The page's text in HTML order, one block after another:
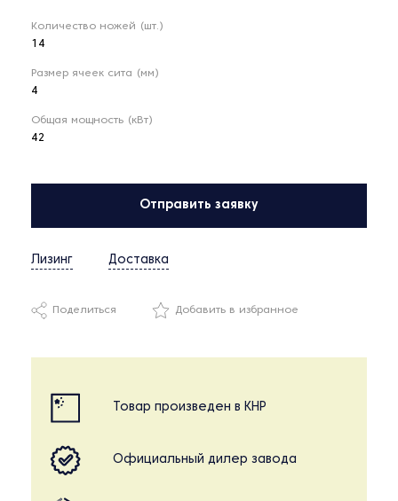
Количество ножей (шт.)
14
Размер ячеек сита (мм)
4
Общая мощность (кВт)
42
Отправить заявку
Лизинг Доставка
Поделиться Добавить в избранное
Товар произведен в КНР
Официальный дилер завода